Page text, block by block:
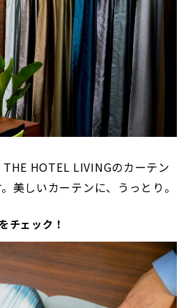
HOTEL LIVINGのカーテン
美しいカーテンに、うっとり。
チェック！